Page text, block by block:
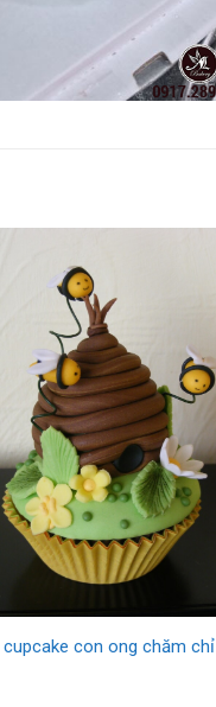
cupcake con ong chăm chỉ